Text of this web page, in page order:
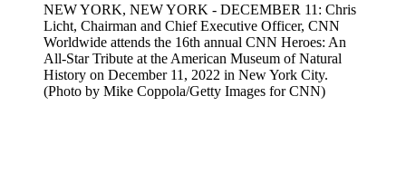
NEW YORK, NEW YORK - DECEMBER 11: Chris
Licht, Chairman and Chief Executive Officer, CNN
Worldwide attends the 16th annual CNN Heroes: An
All-Star Tribute at the American Museum of Natural
History on December 11, 2022 in New York City.
(Photo by Mike Coppola/Getty Images for CNN)